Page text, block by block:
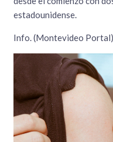
estadounidense.
Info. (Montevideo Portal)